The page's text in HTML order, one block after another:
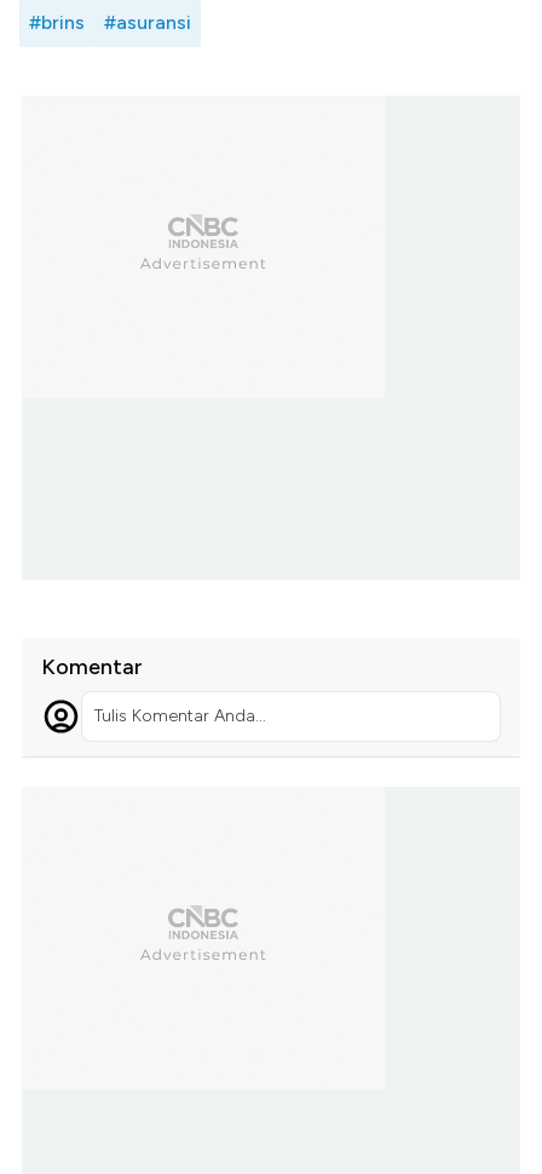
#brins #asuransi
Komentar
Tulis Komentar Anda...